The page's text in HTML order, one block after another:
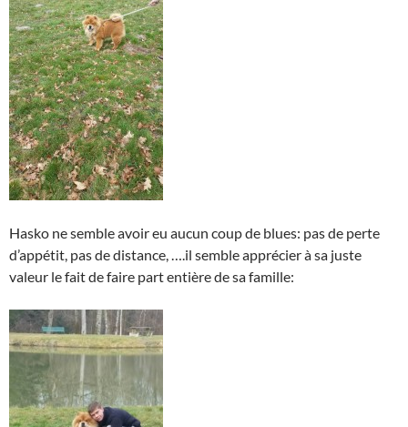
Hasko ne semble avoir eu aucun coup de blues: pas de perte
d’appétit, pas de distance, ….il semble apprécier à sa juste
valeur le fait de faire part entière de sa famille: